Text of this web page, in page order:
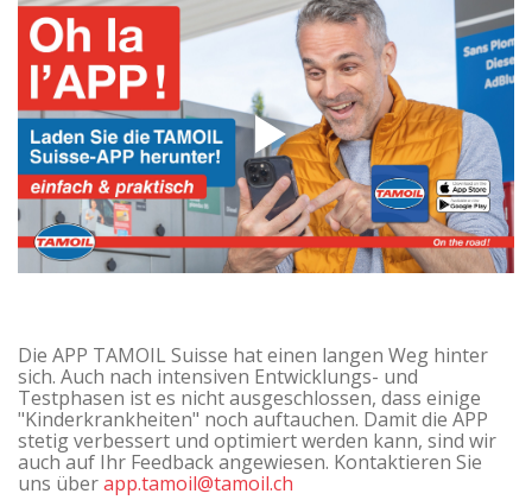
Die APP TAMOIL Suisse hat einen langen Weg hinter
sich. Auch nach intensiven Entwicklungs- und
Testphasen ist es nicht ausgeschlossen, dass einige
"Kinderkrankheiten" noch auftauchen. Damit die APP
stetig verbessert und optimiert werden kann, sind wir
auch auf Ihr Feedback angewiesen. Kontaktieren Sie
uns überapp.tamoil@tamoil.ch